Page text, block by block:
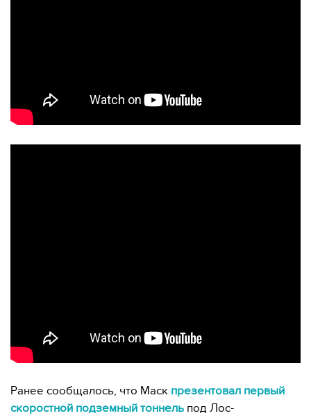
Ранее сообщалось, что Маск презентовал первый
скоростной подземный тоннель под Лос-